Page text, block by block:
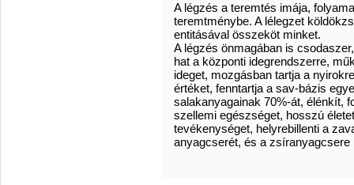
A légzés a teremtés imája,
teremtménybe. A lélegzet
entitásával összeköt minket.
A légzés önmagában is
hat a központi idegrendszerre,
ideget, mozgásban tartja a
értéket, fenntartja a sav-bázis
salakanyagainak 70%-át, élénkít,
szellemi egészséget, hosszú
tevékenységet, helyrebillenti a
anyagcserét, és a zsíranyagcsere